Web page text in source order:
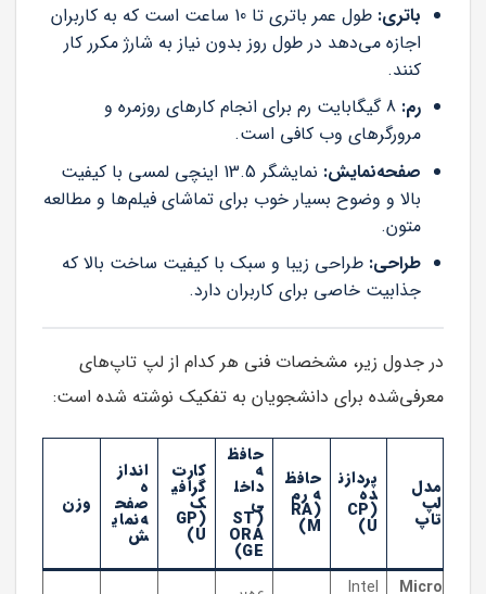
باتری:
طول عمر باتری تا 10 ساعت است که به کاربران
اجازه می‌دهد در طول روز بدون نیاز به شارژ مکرر کار
کنند.
رم: 8 گیگابایت رم برای انجام کارهای روزمره و
مرورگرهای وب کافی است.
صفحه‌نمایش:
نمایشگر 13.5 اینچی لمسی با کیفیت
بالا و وضوح بسیار خوب برای تماشای فیلم‌ها و مطالعه
متون.
طراحی: طراحی زیبا و سبک با کیفیت ساخت بالا که
جذابیت خاصی برای کاربران دارد.
در جدول زیر، مشخصات فنی هر کدام از لپ تاپ‌های
معرفی‌شده برای دانشجویان به تفکیک نوشته شده است:
مدل
لپ
تاپ
پردازن
ده
(CP
U)
حافظ
ه رم
(RA
M)
حافظ
ه
داخل
ی
(ST
ORA
GE)
کارت
گرافی
ک
(GP
U)
انداز
ه
صفح
ه‌نمای
ش
وزن
Micro
Intel